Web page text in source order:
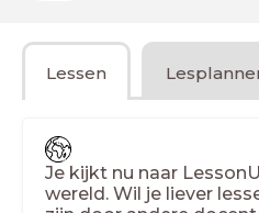
Lessen
Je kijkt nu naar
wereld. Wil je liever